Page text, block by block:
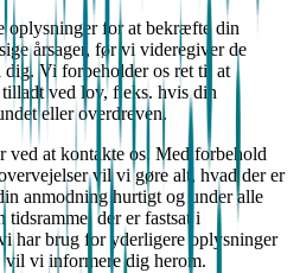
oplysninger for at bekræfte din
årsager, før vi videregiver de
dig. Vi forbeholder os ret til at
ved lov, f.eks. hvis din
eller overdreven.
ved at kontakte os. Med forbehold
vil vi gøre alt, hvad der er
anmodning hurtigt og under alle
der er fastsat i
har brug for yderligere oplysninger
vi informere dig herom.